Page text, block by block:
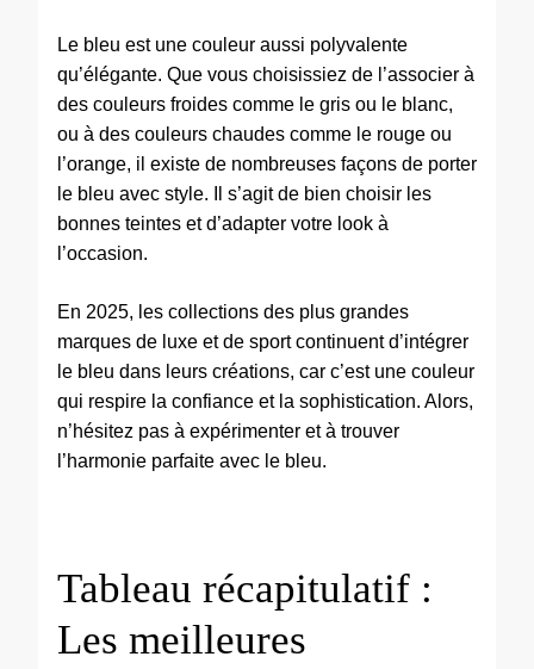
Le bleu est une couleur aussi polyvalente
qu’élégante. Que vous choisissiez de l’associer à
des couleurs froides comme le gris ou le blanc,
ou à des couleurs chaudes comme le rouge ou
l’orange, il existe de nombreuses façons de porter
le bleu avec style. Il s’agit de bien choisir les
bonnes teintes et d’adapter votre look à
l’occasion.
En 2025, les collections des plus grandes
marques de luxe et de sport continuent d’intégrer
le bleu dans leurs créations, car c’est une couleur
qui respire la confiance et la sophistication. Alors,
n’hésitez pas à expérimenter et à trouver
l’harmonie parfaite avec le bleu.
Tableau récapitulatif :
Les meilleures